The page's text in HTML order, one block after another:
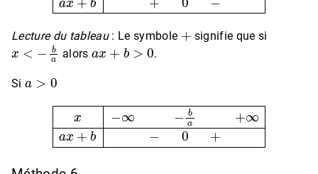
Lecture du tableau: Le symbole signifie que si
x<−ba
alors
ax+ b>0
.
Si
x−∞−ba+∞ax+b−0+